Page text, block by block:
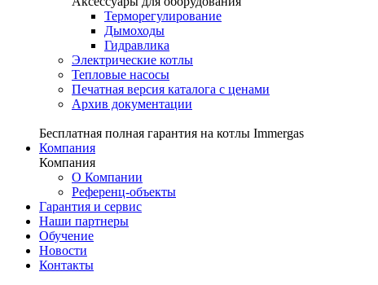
Терморегулирование
Дымоходы
Гидравлика
Электрические котлы
Тепловые насосы
Печатная версия каталога с ценами
Архив документации
Бесплатная полная гарантия на котлы Immergas
Компания
Компания
О Компании
Референц-объекты
Гарантия и сервис
Наши партнеры
Обучение
Новости
Контакты